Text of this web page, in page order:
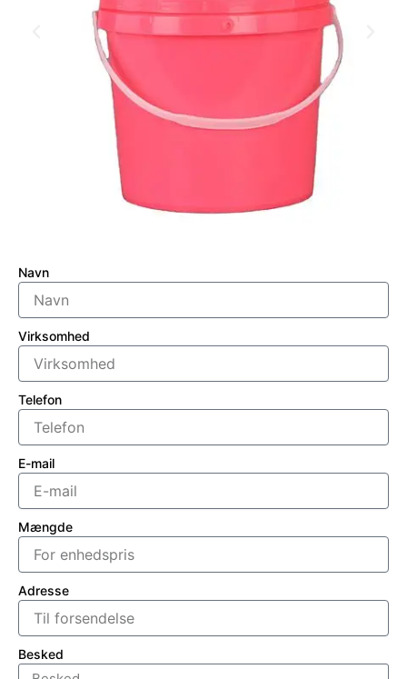
Navn
Virksomhed
Telefon
E-mail
Mængde
Adresse
Besked